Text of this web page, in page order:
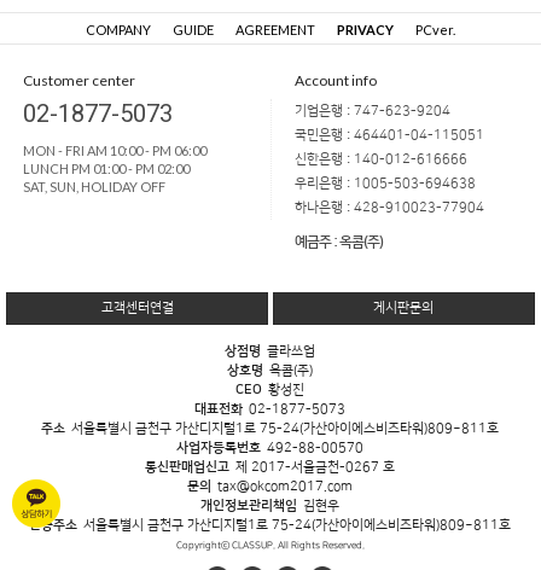
COMPANY GUIDE AGREEMENT PRIVACY PCver.
Customer center
02-1877-5073
MON - FRI AM 10:00 - PM 06:00
LUNCH PM 01:00 - PM 02:00
SAT, SUN, HOLIDAY OFF
Account info
기업은행 : 747-623-9204
국민은행 : 464401-04-115051
신한은행 : 140-012-616666
우리은행 : 1005-503-694638
하나은행 : 428-910023-77904
예금주 : 옥콤(주)
고객센터연결 게시판문의
상점명 클라쓰업
상호명 옥콤(주)
CEO 황성진
대표전화 02-1877-5073
주소 서울특별시 금천구 가산디지털1로 75-24(가산아이에스비즈타워)809~811호
사업자등록번호 492-88-00570
통신판매업신고 제 2017-서울금천-0267 호
문의 tax@okcom2017.com
개인정보관리책임 김현우
반송주소 서울특별시 금천구 가산디지털1로 75-24(가산아이에스비즈타워)809~811호
Copyrightⓒ CLASSUP. All Rights Reserved.